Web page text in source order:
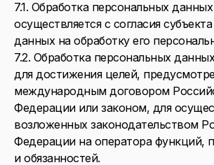
7.1. Обработка персональных данных
осуществляется с согласия
данных на обработку его
7.2. Обработка персональных
для достижения целей,
международным договором
Федерации или законом, для
возложенных законодательством
Федерации на оператора функций,
и обязанностей.